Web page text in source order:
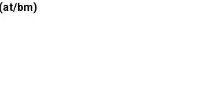
(at/bm)